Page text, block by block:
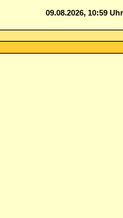
09.08.2026, 10:59 Uhr